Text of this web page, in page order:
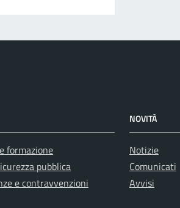
formazione
pubblica
e contravvenzioni
NOVITÀ
Notizie
Comunicati
Avvisi